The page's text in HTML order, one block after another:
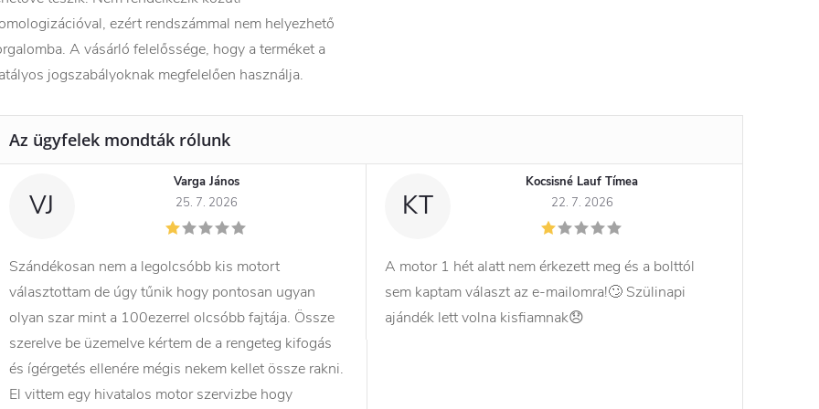
ezért rendszámmal nem helyezhető
A vásárló felelőssége, hogy a terméket a
jogszabályoknak megfelelően használja.
VJ
Varga János
25. 7. 2026
Szándékosan nem a legolcsóbb kis motort
választottam de úgy tűnik hogy pontosan ugyan
olyan szar mint a 100ezerrel olcsóbb fajtája. Össze
szerelve be üzemelve kértem de a rengeteg kifogás
és ígérgetés ellenére mégis nekem kellet össze rakni.
El vittem egy hivatalos motor szervizbe hogy
KT
Kocsisné Lauf Tímea
22. 7. 2026
A motor 1 hét alatt nem érkezett meg és a bolttól
sem kaptam választ az e-mailomra!🙄 Szülinapi
ajándék lett volna kisfiamnak😞